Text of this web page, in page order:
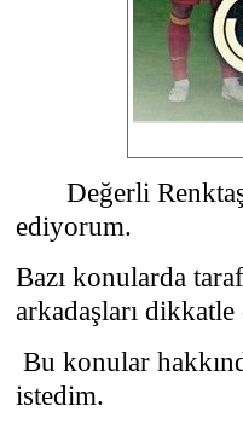
Değerli
ediyorum.
Bazı konularda
arkadaşları
Bu konular
istedim.